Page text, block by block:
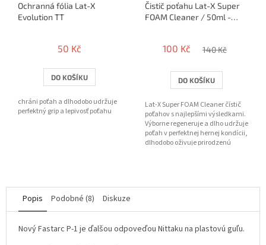
Ochranná fólia Lat-X
Evolution TT
50 Kč
DO KOŠÍKU
chráni poťah a dlhodobo udržuje
perfektný grip a lepivosť poťahu
Čistič poťahu Lat-X Super
FOAM Cleaner / 50ml -
100 Kč 140 Kč
DO KOŠÍKU
Lat-X Super FOAM Cleaner čístič
poťahov s najlepšími výsledkami.
Výborne regeneruje a dlho udržuje
poťah v perfektnej hernej kondícii,
dlhodobo oživuje prirodzenú
Popis Podobné (8) Diskuze
Nový Fastarc P-1 je ďalšou odpoveďou Nittaku na plastovú guľu.